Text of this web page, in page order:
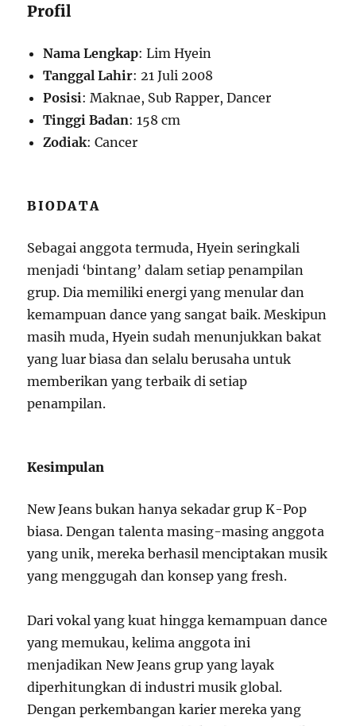
Profil
Nama Lengkap: Lim Hyein
Tanggal Lahir: 21 Juli 2008
Posisi: Maknae, Sub Rapper, Dancer
Tinggi Badan: 158 cm
Zodiak: Cancer
BIODATA
Sebagai anggota termuda, Hyein seringkali
menjadi ‘bintang’ dalam setiap penampilan
grup. Dia memiliki energi yang menular dan
kemampuan dance yang sangat baik. Meskipun
masih muda, Hyein sudah menunjukkan bakat
yang luar biasa dan selalu berusaha untuk
memberikan yang terbaik di setiap
penampilan.
Kesimpulan
New Jeans bukan hanya sekadar grup K-Pop
biasa. Dengan talenta masing-masing anggota
yang unik, mereka berhasil menciptakan musik
yang menggugah dan konsep yang fresh.
Dari vokal yang kuat hingga kemampuan dance
yang memukau, kelima anggota ini
menjadikan New Jeans grup yang layak
diperhitungkan di industri musik global.
Dengan perkembangan karier mereka yang